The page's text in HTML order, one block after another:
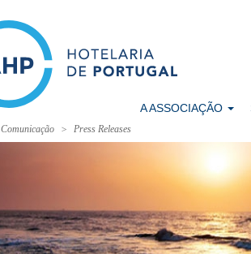
A ASSOCIAÇÃO
Comunicação Press Releases